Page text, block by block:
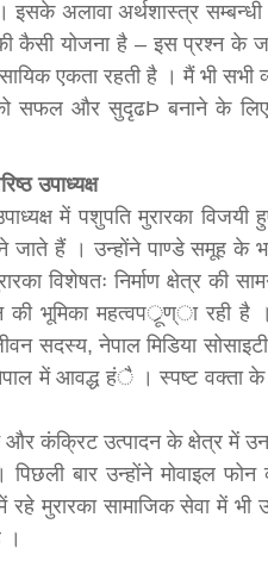
इसके अलावा अर्थशास्त्र
कैसी योजना है – इस प्रश्न के
एकता रहती है । मैं भी सभी
सफल और सुदृढÞ बनाने के लिए
उपाध्यक्ष
में पशुपति मुरारका
जाते हैं । उन्होंने पाण्डे समूह के
विशेषतः निर्माण क्षेत्र की
भूमिका महत्वपर्ूण्ा रही है ।
सदस्य, नेपाल मिडिया
में आवद्ध हंै । स्पष्ट वक्ता के
और कंक्रिट उत्पादन के क्षेत्र में
बार उन्होंने मोवाइल
रहे मुरारका सामाजिक सेवा में
।